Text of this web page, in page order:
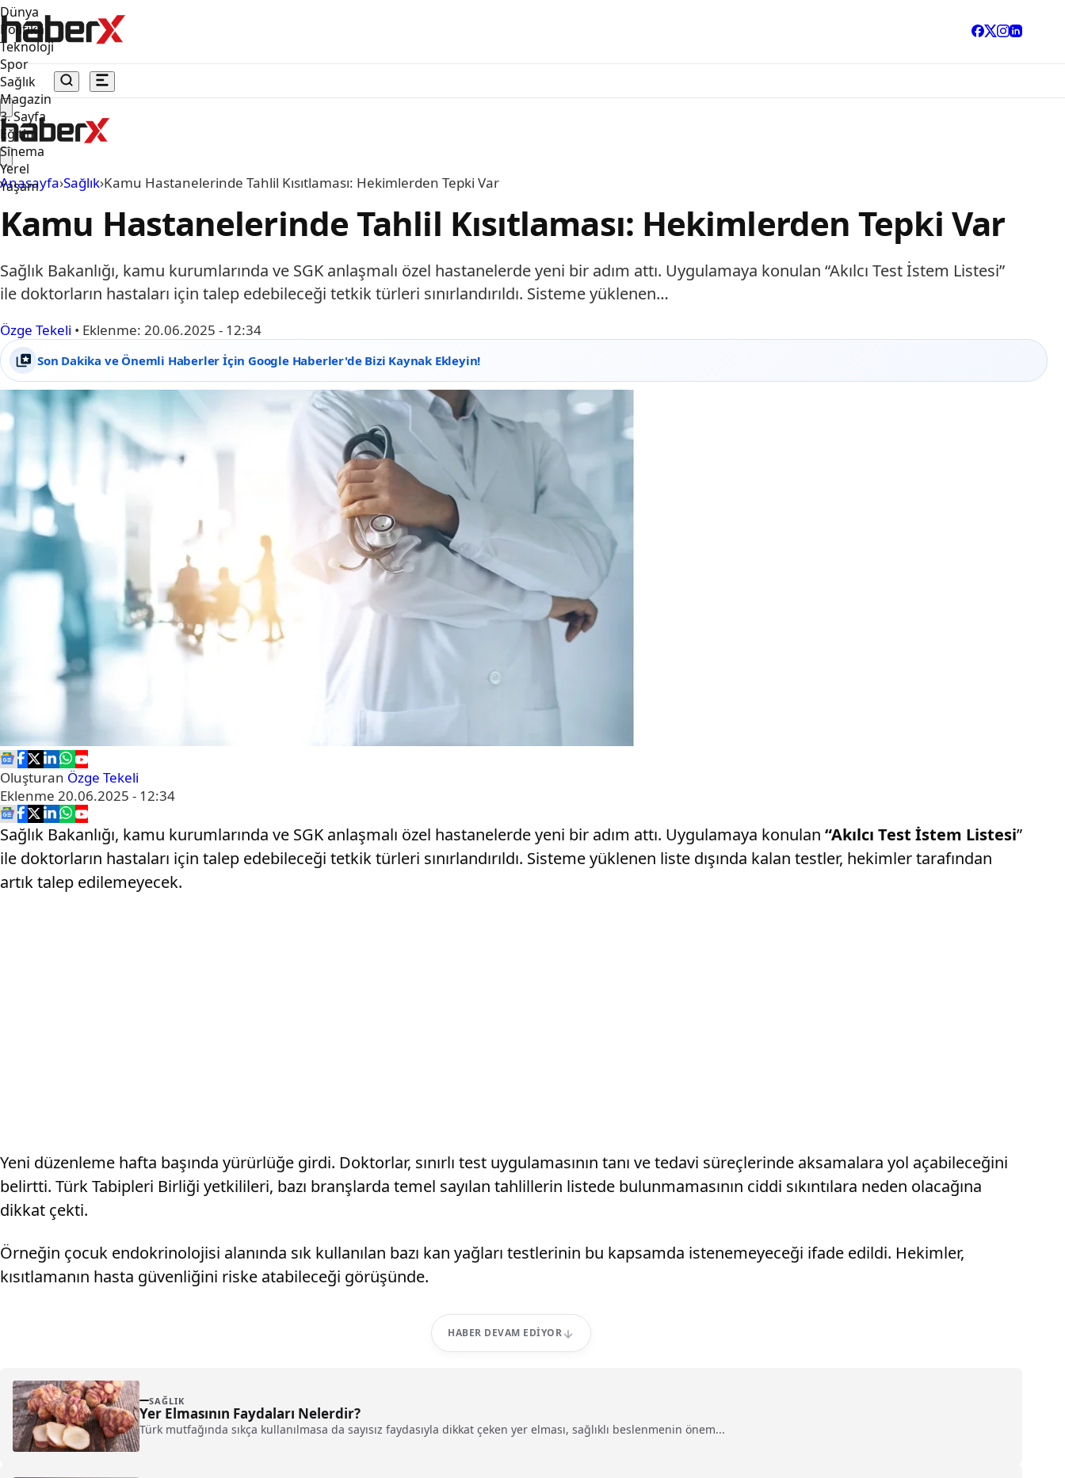
Dünya
Politika
Teknoloji
Spor
Sağlık
Magazin
3. Sayfa
Eğitim
Sinema
Yerel
Yaşam
Anasayfa›Sağlık›Kamu Hastanelerinde Tahlil Kısıtlaması: Hekimlerden Tepki Var
Kamu Hastanelerinde Tahlil Kısıtlaması: Hekimlerden Tepki Var
Sağlık Bakanlığı, kamu kurumlarında ve SGK anlaşmalı özel hastanelerde yeni bir adım attı. Uygulamaya konulan “Akılcı Test İstem Listesi”
ile doktorların hastaları için talep edebileceği tetkik türleri sınırlandırıldı. Sisteme yüklenen…
Özge Tekeli • Eklenme: 20.06.2025 - 12:34
Son Dakika ve Önemli Haberler İçin Google Haberler'de Bizi Kaynak Ekleyin!
Oluşturan Özge Tekeli
Eklenme 20.06.2025 - 12:34
Sağlık Bakanlığı, kamu kurumlarında ve SGK anlaşmalı özel hastanelerde yeni bir adım attı. Uygulamaya konulan “Akılcı Test İstem Listesi”
ile doktorların hastaları için talep edebileceği tetkik türleri sınırlandırıldı. Sisteme yüklenen liste dışında kalan testler, hekimler tarafından
artık talep edilemeyecek.
Yeni düzenleme hafta başında yürürlüğe girdi. Doktorlar, sınırlı test uygulamasının tanı ve tedavi süreçlerinde aksamalara yol açabileceğini
belirtti. Türk Tabipleri Birliği yetkilileri, bazı branşlarda temel sayılan tahlillerin listede bulunmamasının ciddi sıkıntılara neden olacağına
dikkat çekti.
Örneğin çocuk endokrinolojisi alanında sık kullanılan bazı kan yağları testlerinin bu kapsamda istenemeyeceği ifade edildi. Hekimler,
kısıtlamanın hasta güvenliğini riske atabileceği görüşünde.
HABER DEVAM EDIYOR
SAĞLIK
Yer Elmasının Faydaları Nelerdir?
Türk mutfağında sıkça kullanılmasa da sayısız faydasıyla dikkat çeken yer elması, sağlıklı beslenmenin önem...